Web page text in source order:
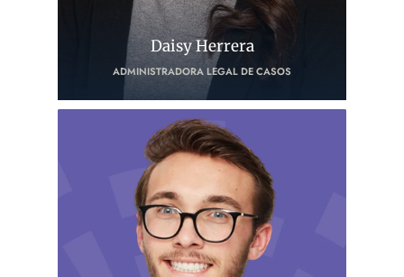
Daisy Herrera
ADMINISTRADORA LEGAL DE CASOS